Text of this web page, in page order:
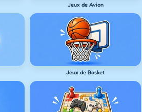
Jeux de Avion
Jeux de Basket